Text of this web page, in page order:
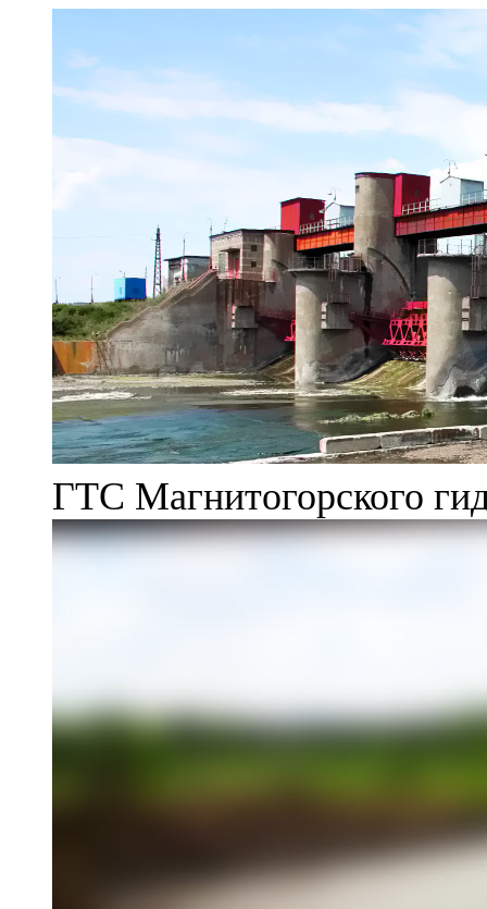
ГТС Магнитогорского